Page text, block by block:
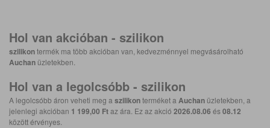
Hol van akcióban - szilikon
szilikontermék ma több akcióban van, kedvezménnyel megvásárolható
Auchan üzletekben.
Hol van a legolcsóbb - szilikon
A legolcsóbb áron veheti meg a szilikonterméket a Auchan üzletekben, a
jelenlegi akcióban 1 199,00 Ftaz ára. Ez az akció 2026.08.06 és08.12
között érvényes.